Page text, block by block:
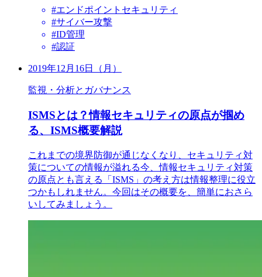
#エンドポイントセキュリティ
#サイバー攻撃
#ID管理
#認証
2019年12月16日（月）
監視・分析とガバナンス
ISMSとは？情報セキュリティの原点が掴め
る、ISMS概要解説
これまでの境界防御が通じなくなり、セキュリティ対
策についての情報が溢れる今、情報セキュリティ対策
の原点とも言える「ISMS」の考え方は情報整理に役立
つかもしれません。今回はその概要を、簡単におさら
いしてみましょう。